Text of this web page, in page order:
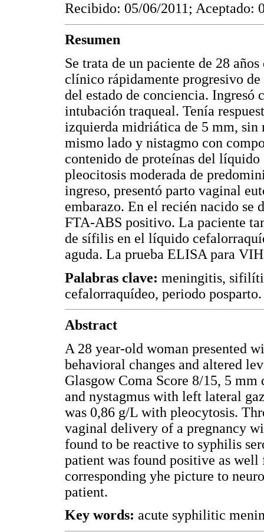
Recibido: 05/06/2011; Aceptado:
Resumen
Se trata de un paciente de 28
clínico rápidamente progresivo
del estado de conciencia. Ingresó
intubación traqueal. Tenía
izquierda midriática de 5 mm, sin
mismo lado y nistagmo con
contenido de proteínas del
pleocitosis moderada de
ingreso, presentó parto vaginal
embarazo. En el recién nacido
FTA-ABS positivo. La paciente
de sífilis en el líquido
aguda. La prueba ELISA para
Palabras clave: meningitis,
cefalorraquídeo, periodo posparto.
Abstract
A 28 year-old woman presented
behavioral changes and altered
Glasgow Coma Score 8/15, 5
and nystagmus with left lateral
was 0,86 g/L with pleocytosis.
vaginal delivery of a pregnancy
found to be reactive to syphilis
patient was found positive as
corresponding yhe picture to
patient.
Key words: acute syphilitic